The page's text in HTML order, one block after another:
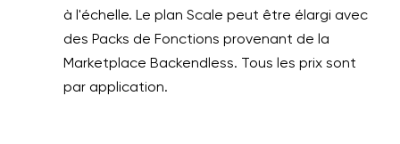
à l'échelle. Le plan Scale peut être élargi avec
des Packs de Fonctions provenant de la
Marketplace Backendless. Tous les prix sont
par application.